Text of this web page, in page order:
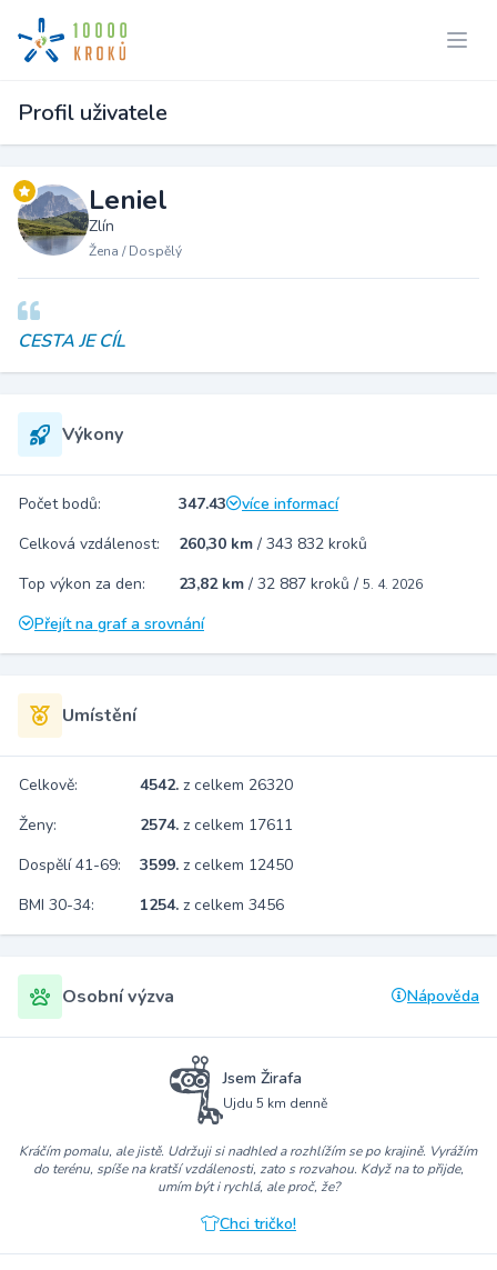
Profil uživatele
Leniel
Zlín
Žena / Dospělý
CESTA JE CÍL
Výkony
Počet bodů: 347.43
více informací
Celková vzdálenost:
260,30 km / 343 832 kroků
Top výkon za den:
23,82 km / 32 887 kroků / 5. 4. 2026
Přejít na graf a srovnání
Umístění
Celkově: 4542. z celkem 26320
Ženy:
2574. z celkem 17611
Dospělí 41-69:
3599. z celkem 12450
BMI 30-34:
1254. z celkem 3456
Osobní výzva Nápověda
Jsem Žirafa
Ujdu 5 km denně
Kráčím pomalu, ale jistě. Udržuji si nadhled a rozhlížím se po krajině. Vyrážím
do terénu, spíše na kratší vzdálenosti, zato s rozvahou. Když na to přijde,
umím být i rychlá, ale proč, že?
Chci tričko!